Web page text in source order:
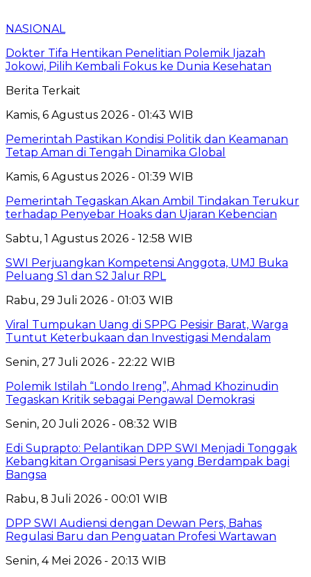
NASIONAL
Dokter Tifa Hentikan Penelitian Polemik Ijazah
Jokowi, Pilih Kembali Fokus ke Dunia Kesehatan
Berita Terkait
Kamis, 6 Agustus 2026 - 01:43 WIB
Pemerintah Pastikan Kondisi Politik dan Keamanan
Tetap Aman di Tengah Dinamika Global
Kamis, 6 Agustus 2026 - 01:39 WIB
Pemerintah Tegaskan Akan Ambil Tindakan Terukur
terhadap Penyebar Hoaks dan Ujaran Kebencian
Sabtu, 1 Agustus 2026 - 12:58 WIB
SWI Perjuangkan Kompetensi Anggota, UMJ Buka
Peluang S1 dan S2 Jalur RPL
Rabu, 29 Juli 2026 - 01:03 WIB
Viral Tumpukan Uang di SPPG Pesisir Barat, Warga
Tuntut Keterbukaan dan Investigasi Mendalam
Senin, 27 Juli 2026 - 22:22 WIB
Polemik Istilah “Londo Ireng”, Ahmad Khozinudin
Tegaskan Kritik sebagai Pengawal Demokrasi
Senin, 20 Juli 2026 - 08:32 WIB
Edi Suprapto: Pelantikan DPP SWI Menjadi Tonggak
Kebangkitan Organisasi Pers yang Berdampak bagi
Bangsa
Rabu, 8 Juli 2026 - 00:01 WIB
DPP SWI Audiensi dengan Dewan Pers, Bahas
Regulasi Baru dan Penguatan Profesi Wartawan
Senin, 4 Mei 2026 - 20:13 WIB